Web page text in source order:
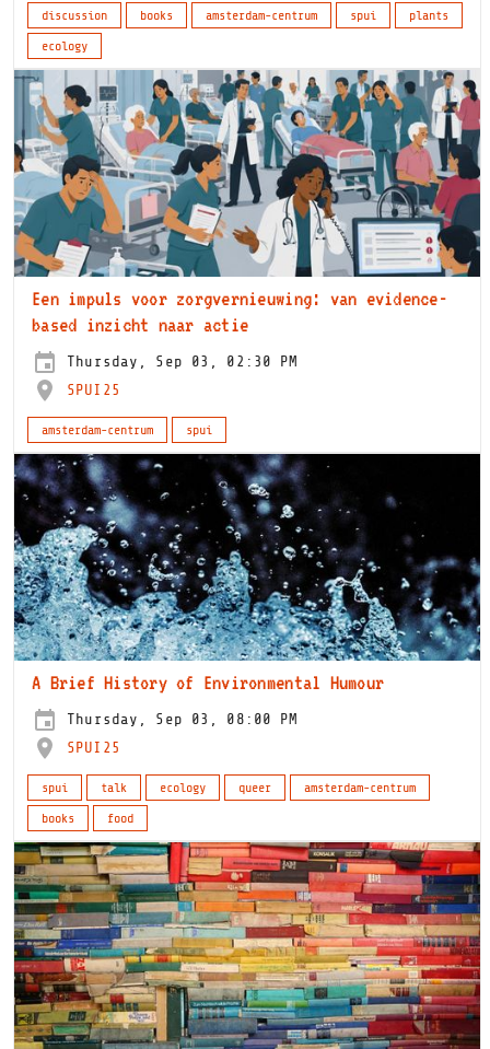
discussion books amsterdam-centrum spui
plants
ecology
Een impuls voor zorgvernieuwing: van evidence-
based inzicht naar actie
Thursday, Sep 03, 02:30 PM
SPUI25
amsterdam-centrum spui
A Brief History of Environmental Humour
Thursday, Sep 03, 08:00 PM
SPUI25
spui talk ecology queer
amsterdam-centrum
books
food